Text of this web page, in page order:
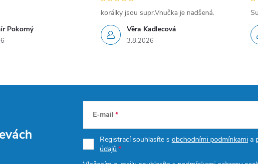
Pokorný
Věra Kadlecová
3.8.2026
korálky jsou supr.Vnučka je nadšená.
E-mail
Registrací souhlasíte s obchodními podmínkami a
údajů